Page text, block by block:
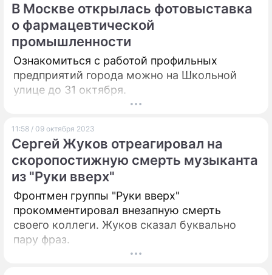
В Москве открылась фотовыставка
о фармацевтической
промышленности
Ознакомиться с работой профильных
предприятий города можно на Школьной
улице до 31 октября.
11:58 / 09 октября 2023
Сергей Жуков отреагировал на
скоропостижную смерть музыканта
из "Руки вверх"
Фронтмен группы "Руки вверх"
прокомментировал внезапную смерть
своего коллеги. Жуков сказал буквально
пару фраз.